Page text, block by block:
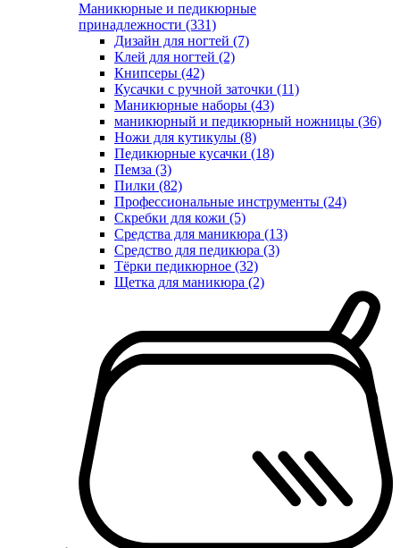
Маникюрные и педикюрные
принадлежности (331)
Дизайн для ногтей (7)
Клей для ногтей (2)
Книпсеры (42)
Кусачки с ручной заточки (11)
Маникюрные наборы (43)
маникюрный и педикюрный ножницы (36)
Ножи для кутикулы (8)
Педикюрные кусачки (18)
Пемза (3)
Пилки (82)
Профессиональные инструменты (24)
Скребки для кожи (5)
Средства для маникюра (13)
Средство для педикюра (3)
Тёрки педикюрное (32)
Щетка для маникюра (2)